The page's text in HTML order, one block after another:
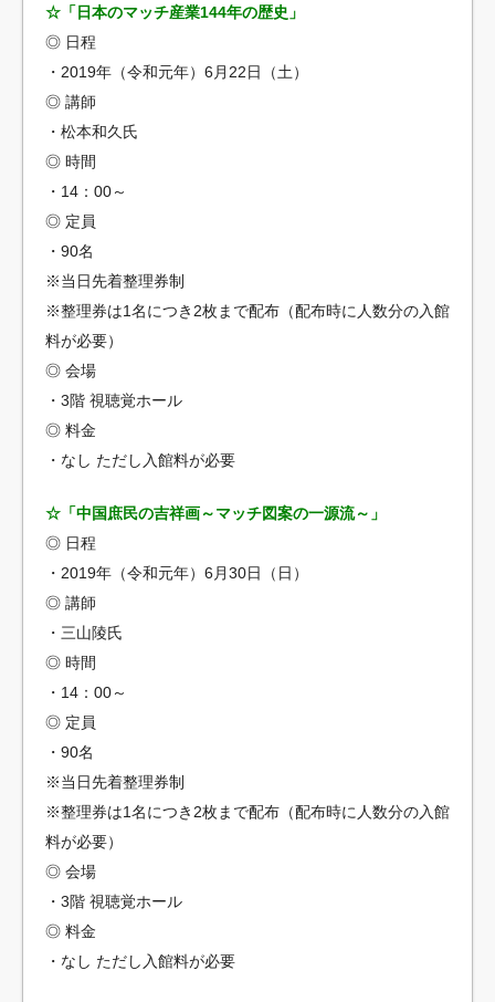
☆「日本のマッチ産業144年の歴史」
◎ 日程
・2019年（令和元年）6月22日（土）
◎ 講師
・松本和久氏
◎ 時間
・14：00～
◎ 定員
・90名
※当日先着整理券制
※整理券は1名につき2枚まで配布（配布時に人数分の入館
料が必要）
◎ 会場
・3階 視聴覚ホール
◎ 料金
・なし ただし入館料が必要
☆「中国庶民の吉祥画～マッチ図案の一源流～」
◎ 日程
・2019年（令和元年）6月30日（日）
◎ 講師
・三山陵氏
◎ 時間
・14：00～
◎ 定員
・90名
※当日先着整理券制
※整理券は1名につき2枚まで配布（配布時に人数分の入館
料が必要）
◎ 会場
・3階 視聴覚ホール
◎ 料金
・なし ただし入館料が必要